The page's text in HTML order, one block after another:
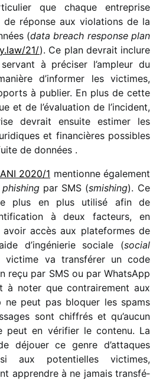
que chaque entre­prise
de réponse aux viola­tions de la
(data breach response plan
​21/). Ce plan devrait inclure
à préci­ser l’am­pleur du
d’in­for­mer les victimes,
à publier. En plus de cette
et de l’éva­lua­tion de l’in­ci­dent,
devrait ensuite esti­mer les
et finan­cières possibles
de données .
2020/​1 mentionne égale­ment
phishing par SMS (smishing). Ce
plus en plus utilisé afin de
à deux facteurs, en
accès aux plate­formes de
d’in­gé­nie­rie sociale (social
victime va trans­fé­rer un code
reçu par SMS ou par WhatsApp
à noter que contrai­re­ment aux
ne peut pas bloquer les spams
sont chif­frés et qu’au­cun
peut en véri­fier le contenu. La
déjouer ce genre d’at­taques
aux poten­tielles victimes,
apprendre à ne jamais trans­fé­